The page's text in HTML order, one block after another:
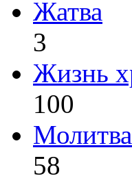
Жатва
3
Жизнь
100
58